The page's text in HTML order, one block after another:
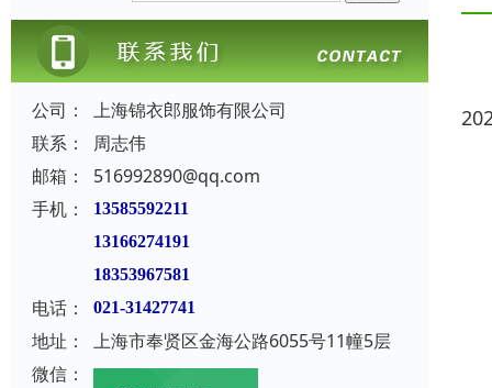
公司：
上海锦衣郎服饰有限公司
联系：
周志伟
邮箱：
516992890@qq.com
手机：
13585592211
13166274191
18353967581
电话： 021-31427741
地址：
上海市奉贤区金海公路6055号11幢5层
微信：